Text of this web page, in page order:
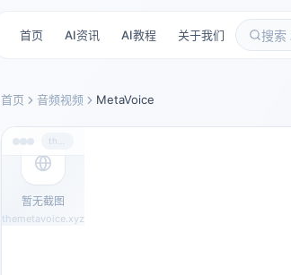
首页 AI资讯 AI教程 关于我们
首页 音频视频 MetaVoice
暂无截图
themetavoice.xyz